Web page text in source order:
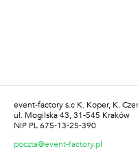
event-factory s.c K. Koper, K.
ul. Mogilska 43, 31-545 Kraków
NIP PL 675-13-25-390
poczta@event-factory.pl